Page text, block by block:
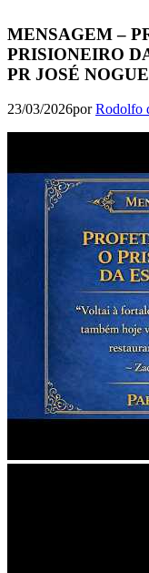
MENSAGEM –
PRISIONEIRO
PR JOSÉ
23/03/2026porRodolfo